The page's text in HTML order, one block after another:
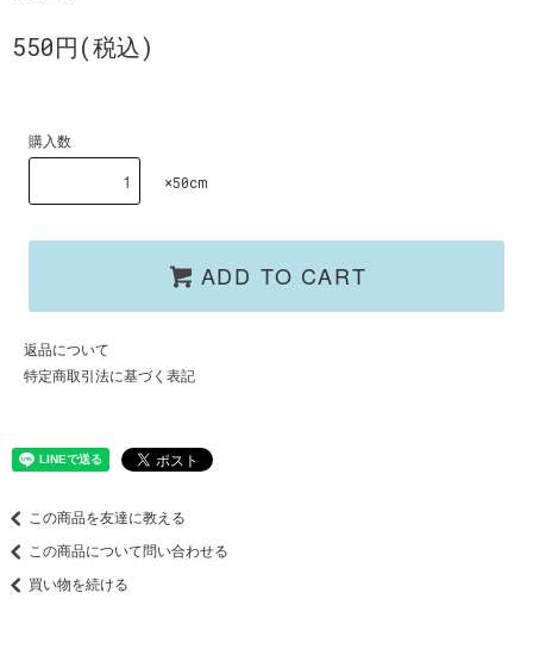
550円(税込)
購入数
×50cm
ADD TO CART
返品について
特定商取引法に基づく表記
この商品を友達に教える
この商品について問い合わせる
買い物を続ける